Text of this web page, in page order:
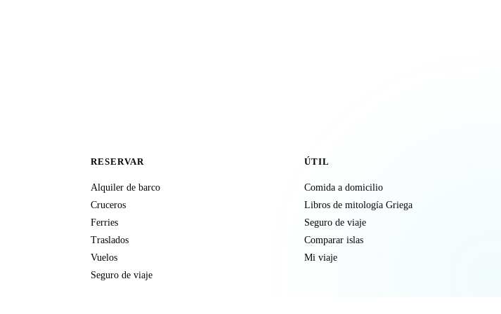
RESERVAR
Alquiler de barco
Cruceros
Ferries
Traslados
Vuelos
Seguro de viaje
ÚTIL
Comida a domicilio
Libros de mitología Griega
Seguro de viaje
Comparar islas
Mi viaje